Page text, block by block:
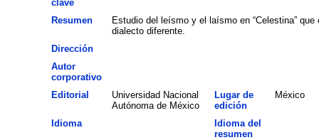
clave
Resumen
Estudio del leísmo y el laísmo en “Celestina”
dialecto diferente.
Dirección
Autor
corporativo
Editorial
Universidad Nacional
Autónoma de México
Lugar de
edición
México
Idioma
Idioma del
resumen